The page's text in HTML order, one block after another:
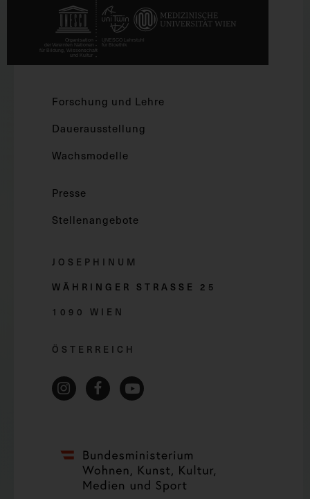
Forschung und Lehre
Dauerausstellung
Wachsmodelle
Presse
Stellenangebote
JOSEPHINUM
WÄHRINGER STRASSE 2 5
1090 WIEN
ÖSTERREICH